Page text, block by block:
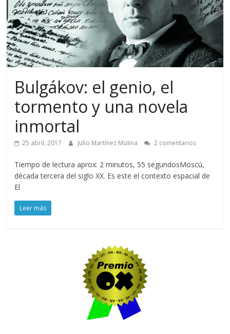
Bulgákov: el genio, el
tormento y una novela
inmortal
25 abril, 2017 Julio Martínez Molina 2 comentarios
Tiempo de lectura aprox: 2 minutos, 55 segundosMoscú,
década tercera del siglo XX. Es este el contexto espacial de
El
Leer más